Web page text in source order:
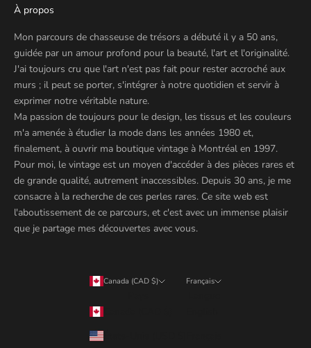
À propos
Mon parcours de chasseuse de trésors a débuté il y a 50 ans,
guidée par un amour profond pour la beauté, l'art et l'originalité.
J'ai toujours cru que l'art n'est pas fait pour rester accroché aux
murs ; il peut se porter, s'intégrer à notre quotidien et servir à
exprimer notre véritable nature.
Ma passion de toujours pour le design, les tissus et les couleurs
m'a amenée à étudier la mode dans les années 1980 et,
finalement, à ouvrir ma boutique vintage à Montréal en 1997.
Pour moi, le vintage est un moyen d'accéder à des pièces rares et
de grande qualité, autrement inaccessibles. Depuis 30 ans, je me
consacre à la recherche de ces perles rares. Ce site web est
l'aboutissement de ce parcours, et c'est avec un immense plaisir
que je partage mes découvertes avec vous.
Canada (CAD $) Français